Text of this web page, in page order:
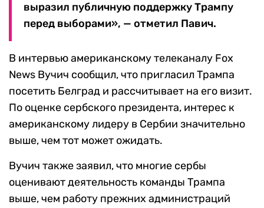
выразил публичную поддержку Трампу
перед выборами», — отметил Павич.
В интервью американскому телеканалу Fox
News Вучич сообщил, что пригласил Трампа
посетить Белград и рассчитывает на его визит.
По оценке сербского президента, интерес к
американскому лидеру в Сербии значительно
выше, чем тот может ожидать.
Вучич также заявил, что многие сербы
оценивают деятельность команды Трампа
выше, чем работу прежних администраций